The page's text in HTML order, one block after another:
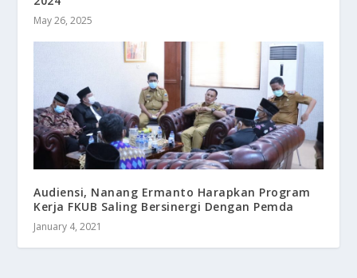
May 26, 2025
Audiensi, Nanang Ermanto Harapkan Program
Kerja FKUB Saling Bersinergi Dengan Pemda
January 4, 2021